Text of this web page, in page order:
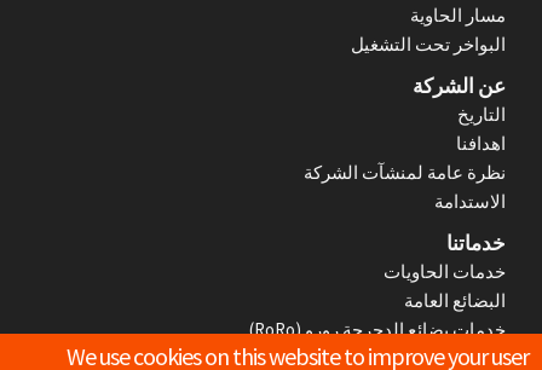
M
u
مسار الحاوية
البواخر تحت التشغيل
عن الشركة
التاريخ
اهدافنا
نظرة عامة لمنشآت الشركة
الاستدامة
خدماتنا
خدمات الحاويات
البضائع العامة
خدمات بضائع الدحرجة رورو (RoRo)
We use cookies on this website to improve your user